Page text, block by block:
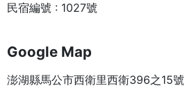
民宿編號 : 1027號
Google Map
澎湖縣馬公市西衛里西衛396之15號